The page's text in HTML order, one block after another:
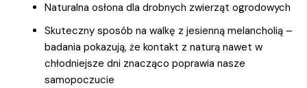
Naturalna osłona dla drobnych zwierząt ogrodowych
Skuteczny sposób na walkę z jesienną melancholią –
badania pokazują, że kontakt z naturą nawet w
chłodniejsze dni znacząco poprawia nasze
samopoczucie